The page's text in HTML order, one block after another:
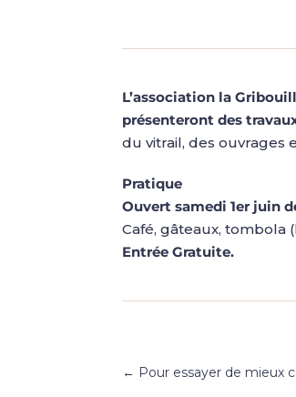
L’association la
présenteront des
du vitrail, des ouvrages
Pratique
Ouvert samedi 1er juin
Café, gâteaux, tombola
Entrée Gratuite.
← Pour essayer de mieux